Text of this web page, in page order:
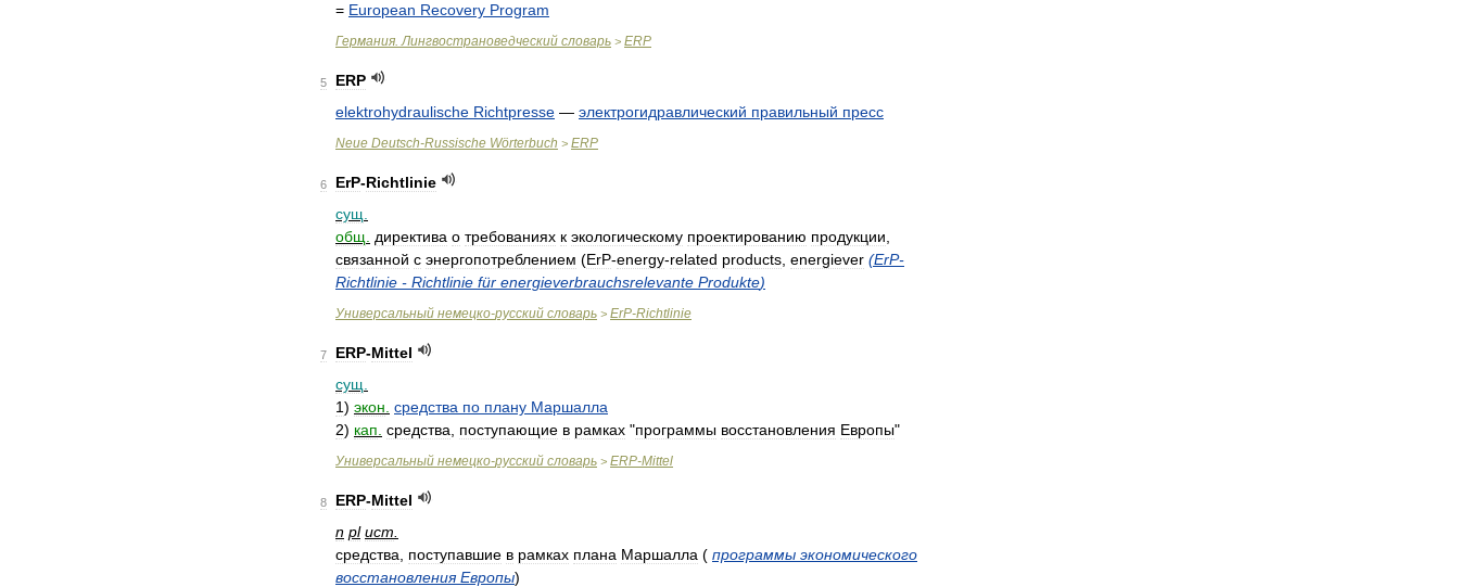
= European Recovery Program
Германия.Лингвострановедческий словарь > ERP
5
ERP
elektrohydraulische Richtpresse — электрогидравлический правильный пресс
Neue Deutsch-Russische Wörterbuch > ERP
6 ErP-Richtlinie
сущ
общ
директива о требованиях к экологическому проектированию продукции
связанной с энергопотреблением (ErP-energy-related products energiever (ErP-
Richtlinie - Richtlinie für energieverbrauchsrelevante Produkte)
Универсальный немецко-русский словарь > ErP-Richtlinie
7 ERP-Mittel
сущ
1) экон средства по плану Маршалла
2) кап средства поступающие в рамках "программы восстановления Европы"
Универсальный немецко-русский словарь > ERP-Mittel
8 ERP-Mittel
n pl ист
средства
поступавшие в рамках плана Маршалла ( программы экономического
восстановления Европы)